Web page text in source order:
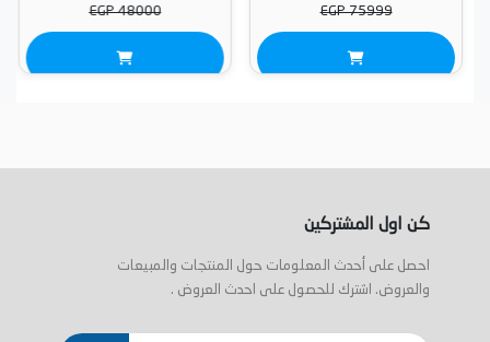
EGP 75999
EGP 48000
كن اول المشتركين
احصل على أحدث المعلومات حول المنتجات والمبيعات
والعروض. اشترك للحصول على احدث العروض .